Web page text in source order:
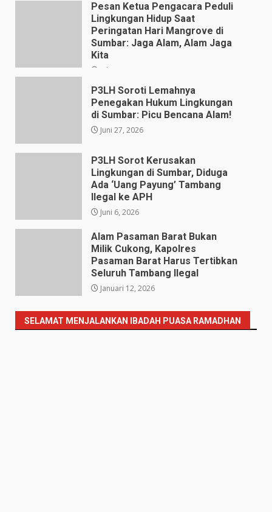
Pesan Ketua Pengacara Peduli
Lingkungan Hidup Saat
Peringatan Hari Mangrove di
Sumbar: Jaga Alam, Alam Jaga
Kita
Juli 28, 2026
P3LH Soroti Lemahnya
Penegakan Hukum Lingkungan
di Sumbar: Picu Bencana Alam!
Juni 27, 2026
P3LH Sorot Kerusakan
Lingkungan di Sumbar, Diduga
Ada ‘Uang Payung’ Tambang
Ilegal ke APH
Juni 6, 2026
Alam Pasaman Barat Bukan
Milik Cukong, Kapolres
Pasaman Barat Harus Tertibkan
Seluruh Tambang Ilegal
Januari 12, 2026
SELAMAT MENJALANKAN IBADAH PUASA RAMADHAN